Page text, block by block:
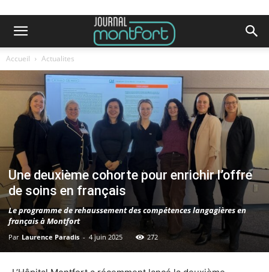
Accueil Actualites
Une deuxième cohorte pour enrichir l’offre
de soins en français
Le programme de rehaussement des compétences langagières en
français à Montfort
Par Laurence Paradis - 4 juin 2025 272